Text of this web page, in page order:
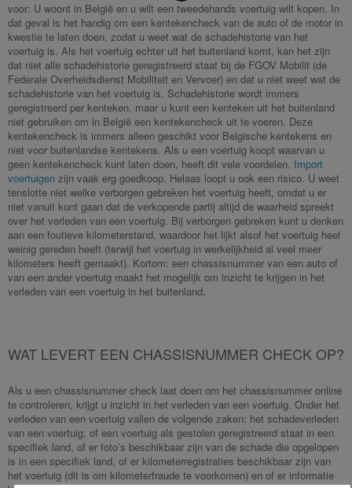
voor: U woont in België en u wilt een tweedehands voertuig wilt kopen. In
dat geval is het handig om een kentekencheck van de auto of de motor in
kwestie te laten doen, zodat u weet wat de schadehistorie van het
voertuig is. Als het voertuig echter uit het buitenland komt, kan het zijn
dat niet alle schadehistorie geregistreerd staat bij de FGOV Mobilit (de
Federale Overheidsdienst Mobiliteit en Vervoer) en dat u niet weet wat de
schadehistorie van het voertuig is. Schadehistorie wordt immers
geregistreerd per kenteken, maar u kunt een kenteken uit het buitenland
niet gebruiken om in België een kentekencheck uit te voeren. Deze
kentekencheck is immers alleen geschikt voor Belgische kentekens en
niet voor buitenlandse kentekens. Als u een voertuig koopt waarvan u
geen kentekencheck kunt laten doen, heeft dit vele voordelen. Import
voertuigen zijn vaak erg goedkoop. Helaas loopt u ook een risico. U weet
tenslotte niet welke verborgen gebreken het voertuig heeft, omdat u er
niet vanuit kunt gaan dat de verkopende partij altijd de waarheid spreekt
over het verleden van een voertuig. Bij verborgen gebreken kunt u denken
aan een foutieve kilometerstand, waardoor het lijkt alsof het voertuig heel
weinig gereden heeft (terwijl het voertuig in werkelijkheid al veel meer
kilometers heeft gemaakt). Kortom: een chassisnummer van een auto of
van een ander voertuig maakt het mogelijk om inzicht te krijgen in het
verleden van een voertuig in het buitenland.
WAT LEVERT EEN CHASSISNUMMER CHECK OP?
Als u een chassisnummer check laat doen om het chassisnummer online
te controleren, krijgt u inzicht in het verleden van een voertuig. Onder het
verleden van een voertuig vallen de volgende zaken: het schadeverleden
van een voertuig, of een voertuig als gestolen geregistreerd staat in een
specifiek land, of er foto’s beschikbaar zijn van de schade die opgelopen
is in een specifiek land, of er kilometerregistraties beschikbaar zijn van
het voertuig (dit is om kilometerfraude te voorkomen) en of er informatie